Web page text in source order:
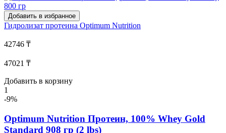
Добавить в избранное
Гидролизат протеина Optimum Nutrition
42746 ₸
47021 ₸
Добавить в корзину
1
-9%
Optimum Nutrition Протеин, 100% Whey Gold
Standard 908 гр (2 lbs)